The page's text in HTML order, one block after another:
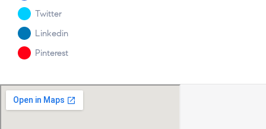
Twitter
Linkedin
Pinterest